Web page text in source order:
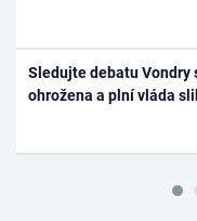
Sledujte debatu Vondry
ohrožena a plní vláda